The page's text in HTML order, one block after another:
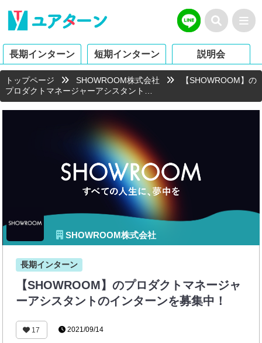
長期インターン 短期インターン 説明会
トップページ SHOWROOM株式会社
【SHOWROOM】の
プロダクトマネージャーアシスタント…
SHOWROOM株式会社
長期インターン
【SHOWROOM】のプロダクトマネージャ
ーアシスタントのインターンを募集中！
17 2021/09/14